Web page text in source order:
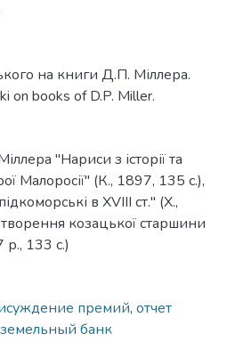
на книги Д.П. Міллера.
on books of D.P. Miller.
"Нариси з історії та
Малоросії" (К., 1897, 135 с.),
в ХVIII ст." (Х.,
козацької старшини
р., 133 с.)
премий, отчет
банк